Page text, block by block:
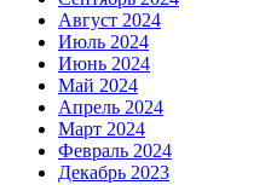
Август 2024
Июль 2024
Июнь 2024
Май 2024
Апрель 2024
Март 2024
Февраль 2024
Декабрь 2023